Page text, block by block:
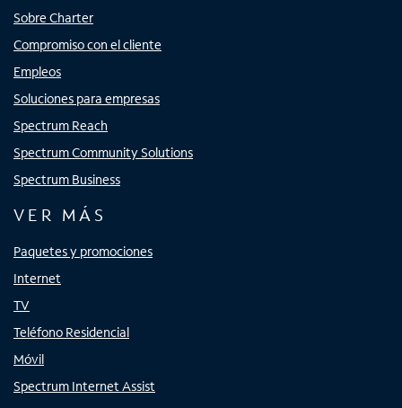
Sobre Charter
Compromiso con el cliente
Empleos
Soluciones para empresas
Spectrum Reach
Spectrum Community Solutions
Spectrum Business
VER MÁS
Paquetes y promociones
Internet
TV
Teléfono Residencial
Móvil
Spectrum Internet Assist